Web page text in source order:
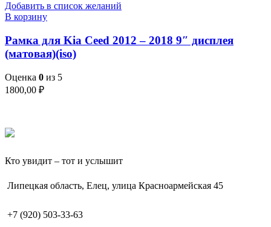
Добавить в список желаний
В корзину
Рамка для Kia Ceed 2012 – 2018 9″ дисплея
(матовая)(iso)
Оценка 0 из 5
1800,00 ₽
Кто увидит – тот и услышит
Липецкая область, Елец, улица Красноармейская 45
+7 (920) 503-33-63